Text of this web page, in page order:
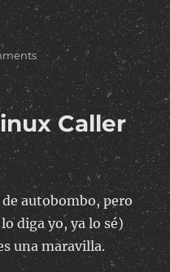
on
Usar
Ubuntu
como
auricular
micrófono
del
móvil
Caller
autobombo, pero
diga yo, ya lo sé)
una maravilla.